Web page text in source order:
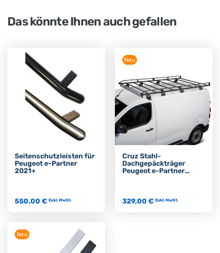
Das könnte Ihnen auch gefallen
Seitenschutzleisten für
Peugeot e-Partner
2021+
550,00 € Exkl. MwSt.
Neu
Cruz Stahl-
Dachgepäckträger
Peugeot e-Partner
329,00 € Exkl. MwSt.
Neu